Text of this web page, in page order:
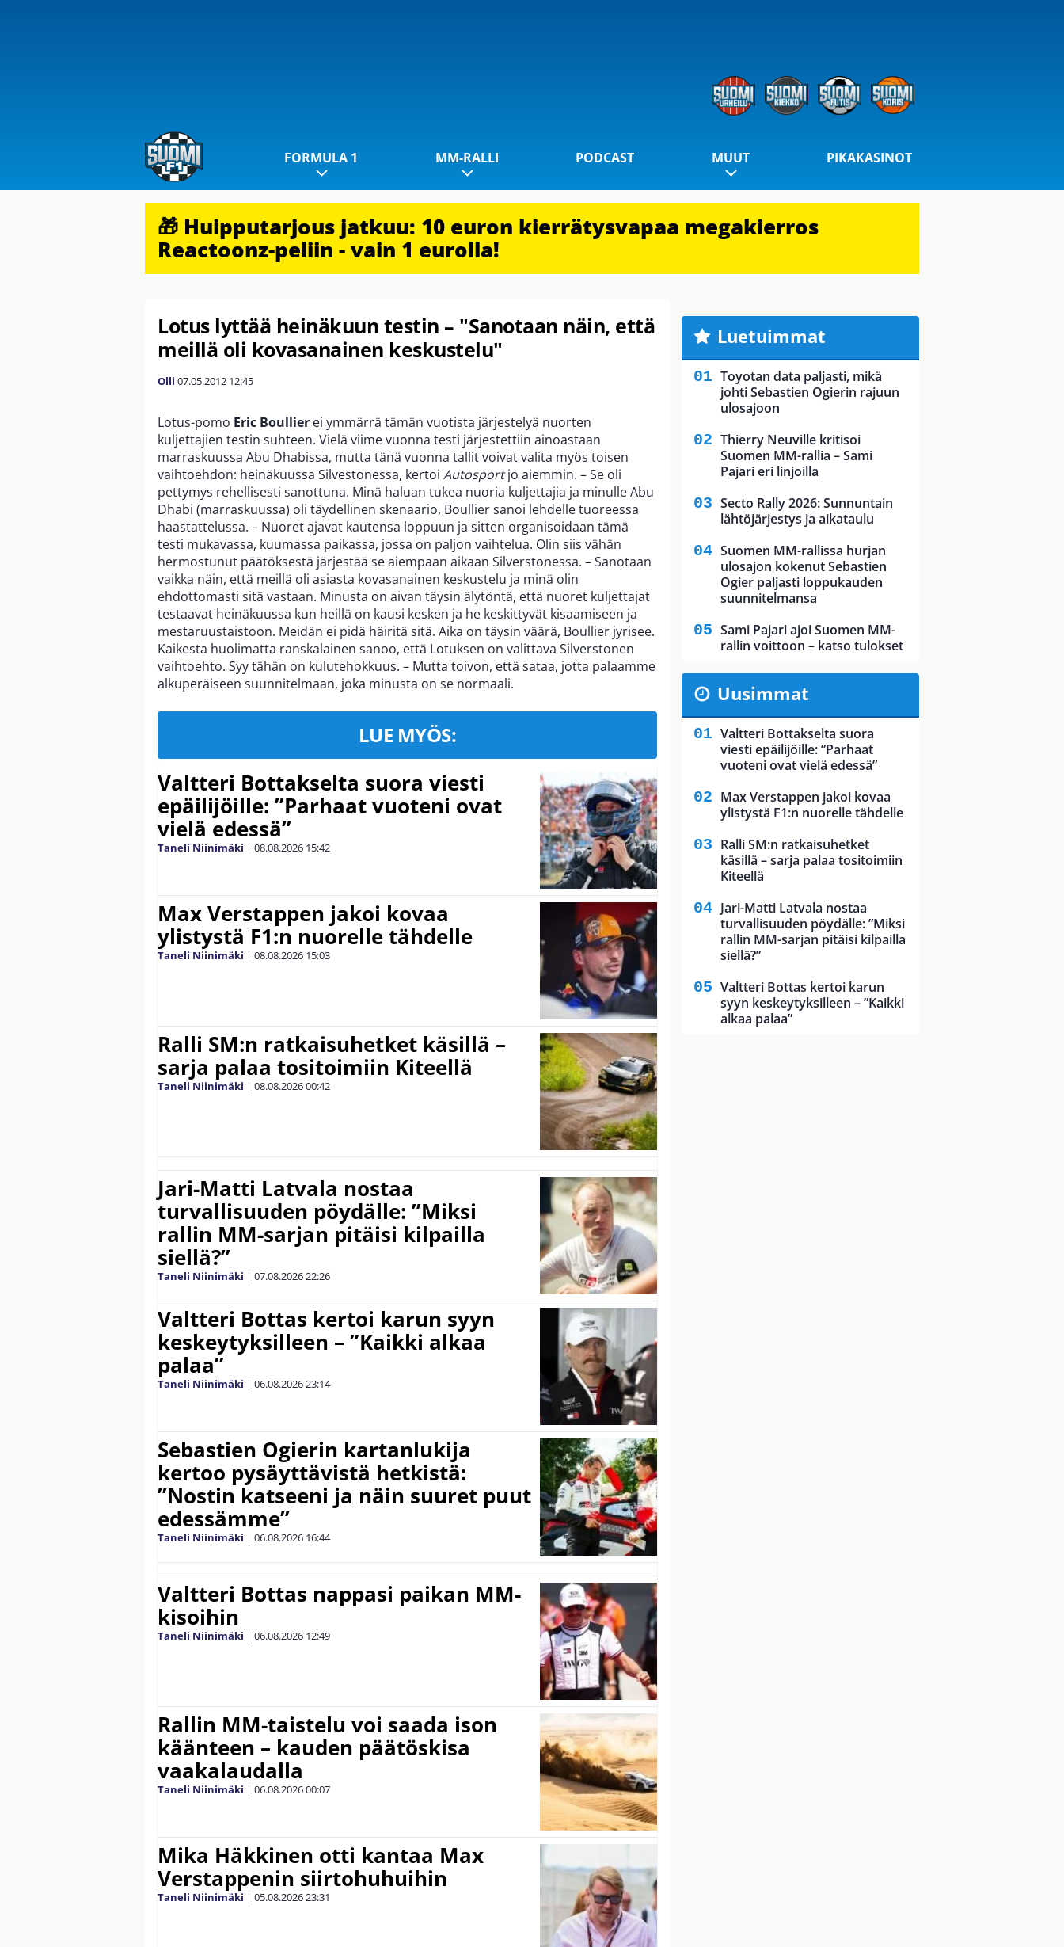
FORMULA 1 MM-RALLI PODCAST MUUT PIKAKASINOT
🎁 Huipputarjous jatkuu: 10 euron kierrätysvapaa megakierros
Reactoonz-peliin - vain 1 eurolla!
Lotus lyttää heinäkuun testin – "Sanotaan näin, että
meillä oli kovasanainen keskustelu"
Olli 07.05.2012 12:45
Lotus-pomo Eric Boullier ei ymmärrä tämän vuotista järjestelyä nuorten
kuljettajien testin suhteen. Vielä viime vuonna testi järjestettiin ainoastaan
marraskuussa Abu Dhabissa, mutta tänä vuonna tallit voivat valita myös toisen
vaihtoehdon: heinäkuussa Silvestonessa, kertoi Autosportjo aiemmin. – Se oli
pettymys rehellisesti sanottuna. Minä haluan tukea nuoria kuljettajia ja minulle Abu
Dhabi (marraskuussa) oli täydellinen skenaario, Boullier sanoi lehdelle tuoreessa
haastattelussa. – Nuoret ajavat kautensa loppuun ja sitten organisoidaan tämä
testi mukavassa, kuumassa paikassa, jossa on paljon vaihtelua. Olin siis vähän
hermostunut päätöksestä järjestää se aiempaan aikaan Silverstonessa. – Sanotaan
vaikka näin, että meillä oli asiasta kovasanainen keskustelu ja minä olin
ehdottomasti sitä vastaan. Minusta on aivan täysin älytöntä, että nuoret kuljettajat
testaavat heinäkuussa kun heillä on kausi kesken ja he keskittyvät kisaamiseen ja
mestaruustaistoon. Meidän ei pidä häiritä sitä. Aika on täysin väärä, Boullier jyrisee.
Kaikesta huolimatta ranskalainen sanoo, että Lotuksen on valittava Silverstonen
vaihtoehto. Syy tähän on kulutehokkuus. – Mutta toivon, että sataa, jotta palaamme
alkuperäiseen suunnitelmaan, joka minusta on se normaali.
LUE MYÖS:
Valtteri Bottakselta suora viesti
epäilijöille: ”Parhaat vuoteni ovat
vielä edessä”
Taneli Niinimäki | 08.08.2026 15:42
Max Verstappen jakoi kovaa
ylistystä F1:n nuorelle tähdelle
Taneli Niinimäki | 08.08.2026 15:03
Ralli SM:n ratkaisuhetket käsillä –
sarja palaa tositoimiin Kiteellä
Taneli Niinimäki | 08.08.202600:42
Jari-Matti Latvala nostaa
turvallisuuden pöydälle: ”Miksi
rallin MM-sarjan pitäisi kilpailla
siellä?”
Taneli Niinimäki | 07.08.202622:26
Valtteri Bottas kertoi karun syyn
keskeytyksilleen – ”Kaikki alkaa
palaa”
Taneli Niinimäki | 06.08.202623:14
Sebastien Ogierin kartanlukija
kertoo pysäyttävistä hetkistä:
”Nostin katseeni ja näin suuret puut
edessämme”
Taneli Niinimäki | 06.08.2026 16:44
Valtteri Bottas nappasi paikan MM-
kisoihin
Taneli Niinimäki | 06.08.2026 12:49
Rallin MM-taistelu voi saada ison
käänteen – kauden päätöskisa
vaakalaudalla
Taneli Niinimäki | 06.08.202600:07
Mika Häkkinen otti kantaa Max
Verstappenin siirtohuhuihin
Taneli Niinimäki | 05.08.202623:31
Luetuimmat
Toyotan data paljasti, mikä
johti Sebastien Ogierin rajuun
ulosajoon
Thierry Neuville kritisoi
Suomen MM-rallia – Sami
Pajari eri linjoilla
Secto Rally 2026: Sunnuntain
lähtöjärjestys ja aikataulu
Suomen MM-rallissa hurjan
ulosajon kokenut Sebastien
Ogier paljasti loppukauden
suunnitelmansa
Sami Pajari ajoi Suomen MM-
rallin voittoon – katso tulokset
Uusimmat
Valtteri Bottakselta suora
viesti epäilijöille: ”Parhaat
vuoteni ovat vielä edessä”
Max Verstappen jakoi kovaa
ylistystä F1:n nuorelle tähdelle
Ralli SM:n ratkaisuhetket
käsillä – sarja palaa tositoimiin
Kiteellä
Jari-Matti Latvala nostaa
turvallisuuden pöydälle: ”Miksi
rallin MM-sarjan pitäisi kilpailla
siellä?”
Valtteri Bottas kertoi karun
syyn keskeytyksilleen – ”Kaikki
alkaa palaa”